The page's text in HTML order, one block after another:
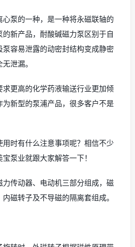
泵的一种，是一种将永磁联轴的
新产品，耐酸碱磁力泵区别于自
容易泄露的动密封结构变成静密
泄漏。
求更高的化学药液输送行业更加倾
为新型的泵浦产品，很多客户不是
时有什么注意事项呢？相信不少
泵业就跟大家解答一下！
传动器、电动机三部分组成，磁
磁转子及不导磁的隔离套组成。